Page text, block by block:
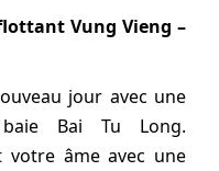
Vung Vieng –
jour avec une
Bai Tu Long.
votre âme avec une